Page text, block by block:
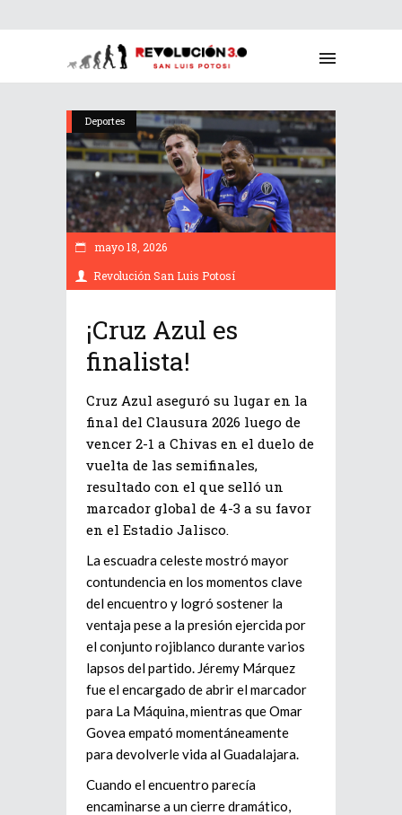
Deportes
mayo 18, 2026
Revolución San Luis Potosí
¡Cruz Azul es
finalista!
Cruz Azul aseguró su lugar en la
final del Clausura 2026 luego de
vencer 2-1 a Chivas en el duelo de
vuelta de las semifinales,
resultado con el que selló un
marcador global de 4-3 a su favor
en el Estadio Jalisco.
La escuadra celeste mostró mayor
contundencia en los momentos clave
del encuentro y logró sostener la
ventaja pese a la presión ejercida por
el conjunto rojiblanco durante varios
lapsos del partido. Jéremy Márquez
fue el encargado de abrir el marcador
para La Máquina, mientras que Omar
Govea empató momentáneamente
para devolverle vida al Guadalajara.
Cuando el encuentro parecía
encaminarse a un cierre dramático,